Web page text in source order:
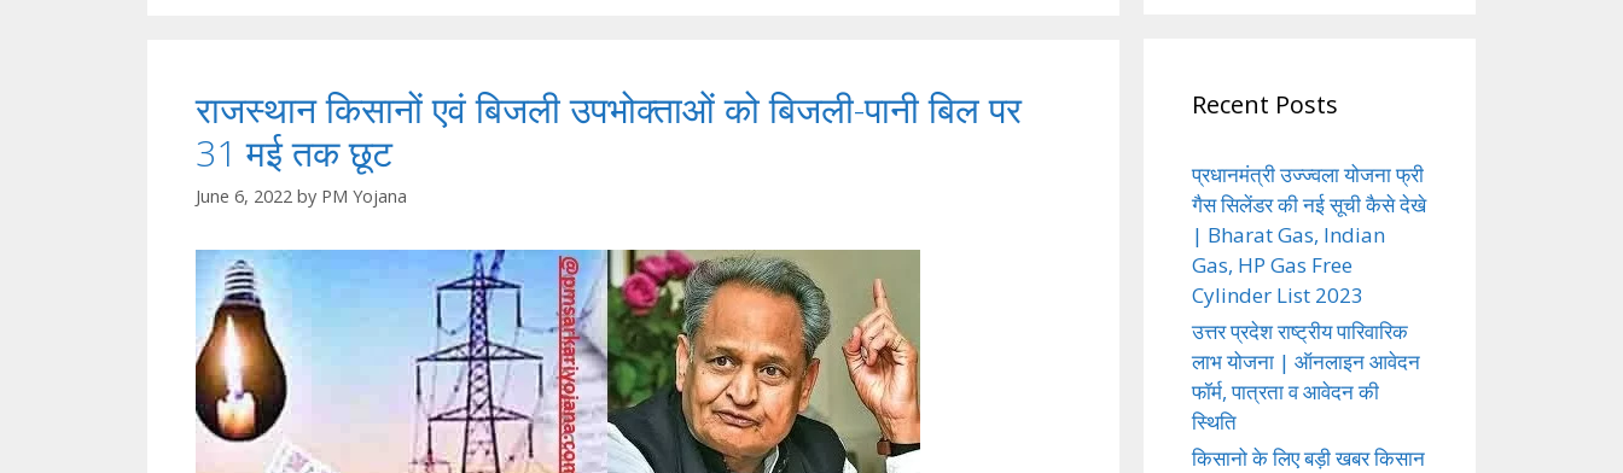
राजस्थान किसानों एवं बिजली उपभोक्ताओं को बिजली-पानी बिल पर
31 मई तक छूट
June 6, 2022 by PM Yojana
Recent Posts
प्रधानमंत्री उज्ज्वला योजना फ्री
गैस सिलेंडर की नई सूची कैसे देखे
| Bharat Gas, Indian
Gas, HP Gas Free
Cylinder List 2023
उत्तर प्रदेश राष्ट्रीय पारिवारिक
लाभ योजना | ऑनलाइन आवेदन
फॉर्म, पात्रता व आवेदन की
स्थिति
किसानो के लिए बड़ी खबर किसान